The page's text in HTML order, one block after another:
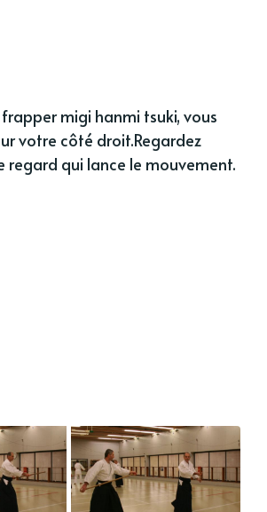
migi hanmi tsuki, vous
votre côté droit.Regardez
regard qui lance le mouvement.